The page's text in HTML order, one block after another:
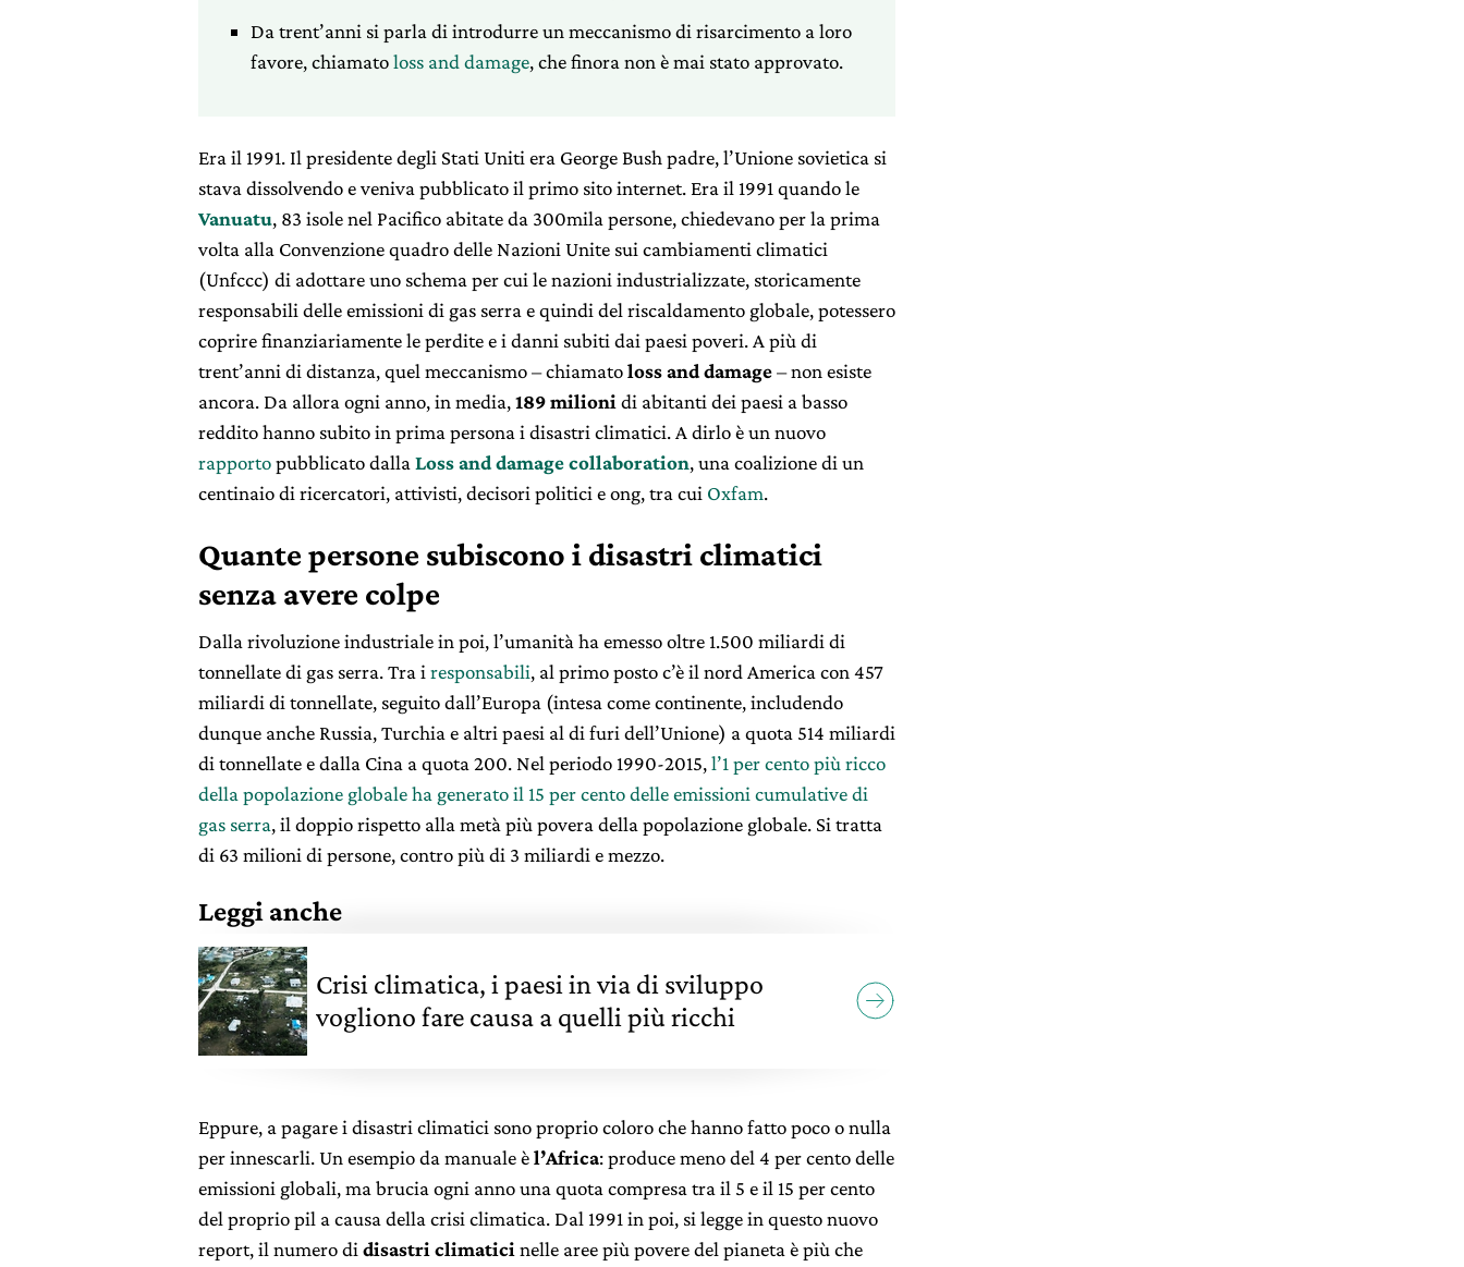
Da trent’anni si parla di introdurre un meccanismo di risarcimento a loro
favore, chiamatoloss and damage, che finora non è mai stato approvato.
Era il 1991. Il presidente degli Stati Uniti era George Bush padre, l’Unione sovietica si
stava dissolvendo e veniva pubblicato il primo sito internet. Era il 1991 quando le
Vanuatu, 83 isole nel Pacifico abitate da 300mila persone, chiedevano per la prima
volta alla Convenzione quadro delle Nazioni Unite sui cambiamenti climatici
(Unfccc) di adottare uno schema per cui le nazioni industrializzate, storicamente
responsabili delle emissioni di gas serra e quindi del riscaldamento globale, potessero
coprire finanziariamente le perdite e i danni subiti dai paesi poveri. A più di
trent’anni di distanza, quel meccanismo – chiamatoloss and damage– non esiste
ancora. Da allora ogni anno, in media,189 milioni di abitanti dei paesi a basso
reddito hanno subito in prima persona i disastri climatici. A dirlo è un nuovo
rapportopubblicato dalla Loss and damage collaboration, una coalizione di un
centinaio di ricercatori, attivisti, decisori politici e ong, tra cui Oxfam.
Quante persone subiscono i disastri climatici
senza avere colpe
Dalla rivoluzione industriale in poi, l’umanità ha emesso oltre 1.500 miliardi di
tonnellate di gas serra. Tra i responsabili, al primo posto c’è il nord America con 457
miliardi di tonnellate, seguito dall’Europa (intesa come continente, includendo
dunque anche Russia, Turchia e altri paesi al di furi dell’Unione) a quota 514 miliardi
di tonnellate e dalla Cina a quota 200. Nel periodo 1990-2015,l’1 per cento più ricco
della popolazione globale ha generato il 15 per cento delle emissioni cumulative di
gas serra, il doppio rispetto alla metà più povera della popolazione globale. Si tratta
di 63 milioni di persone, contro più di 3 miliardi e mezzo.
Leggi anche
Crisi climatica, i paesi in via di sviluppo
vogliono fare causa a quelli più ricchi
Eppure, a pagare i disastri climatici sono proprio coloro che hanno fatto poco o nulla
per innescarli. Un esempio da manuale èl’Africa: produce meno del 4 per cento delle
emissioni globali, ma brucia ogni anno una quota compresa tra il 5 e il 15 per cento
del proprio pil a causa della crisi climatica. Dal 1991 in poi, si legge in questo nuovo
report, il numero di disastri climatici nelle aree più povere del pianeta è più che